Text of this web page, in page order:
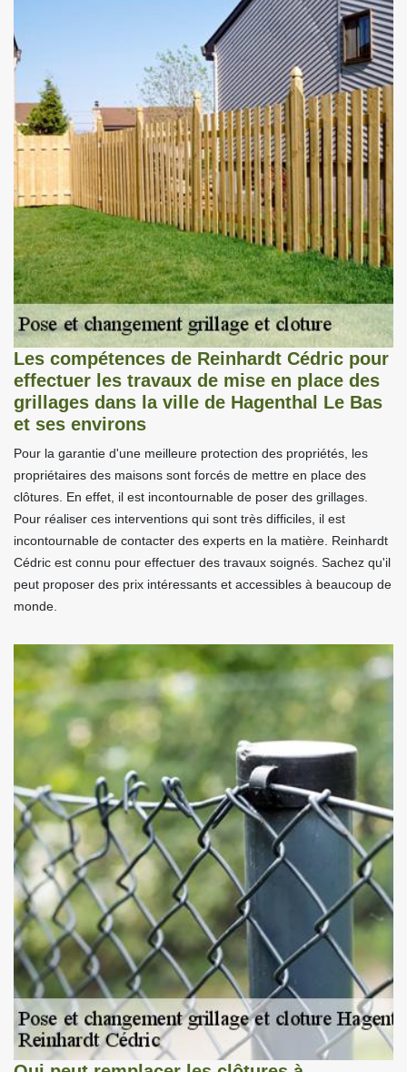
Les compétences de Reinhardt Cédric pour
effectuer les travaux de mise en place des
grillages dans la ville de Hagenthal Le Bas
et ses environs
Pour la garantie d'une meilleure protection des propriétés, les
propriétaires des maisons sont forcés de mettre en place des
clôtures. En effet, il est incontournable de poser des grillages.
Pour réaliser ces interventions qui sont très difficiles, il est
incontournable de contacter des experts en la matière. Reinhardt
Cédric est connu pour effectuer des travaux soignés. Sachez qu'il
peut proposer des prix intéressants et accessibles à beaucoup de
monde.